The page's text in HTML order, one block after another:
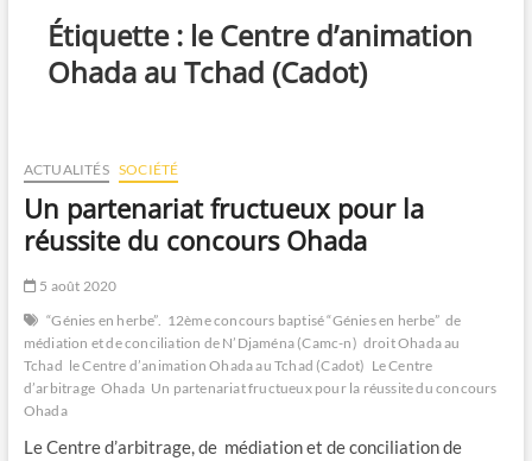
u
Étiquette : le Centre d’animation
Ohada au Tchad (Cadot)
ACTUALITÉS SOCIÉTÉ
Un partenariat fructueux pour la
réussite du concours Ohada
5 août 2020
“Génies en herbe”. 12ème concours baptisé “Génies en herbe” de
médiation et de conciliation de N’Djaména (Camc-n) droit Ohada au
Tchad le Centre d’animation Ohada au Tchad (Cadot) Le Centre
d’arbitrage Ohada Un partenariat fructueux pour la réussite du concours
Ohada
Le Centre d’arbitrage, de médiation et de conciliation de